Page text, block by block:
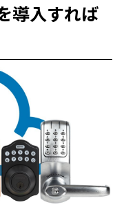
導入すれば